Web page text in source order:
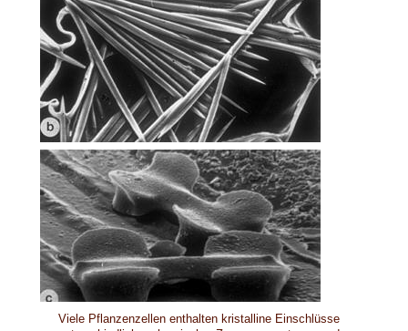
Viele Pflanzenzellen enthalten kristalline Einschlüsse